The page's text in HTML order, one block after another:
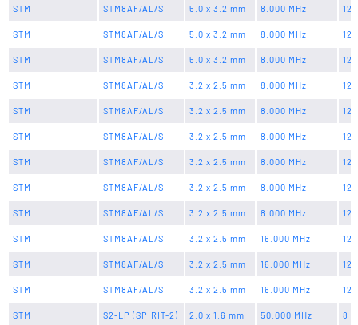
STM STM8AF/AL/S 5.0 x 3.2 mm 8.000 MHz 12
STM STM8AF/AL/S 5.0 x 3.2 mm 8.000 MHz 12
STM STM8AF/AL/S 5.0 x 3.2 mm 8.000 MHz 12
STM STM8AF/AL/S 3.2 x 2.5 mm 8.000 MHz 12
STM STM8AF/AL/S 3.2 x 2.5 mm 8.000 MHz 12
STM STM8AF/AL/S 3.2 x 2.5 mm 8.000 MHz 12
STM STM8AF/AL/S 3.2 x 2.5 mm 8.000 MHz 12
STM STM8AF/AL/S 3.2 x 2.5 mm 8.000 MHz 12
STM STM8AF/AL/S 3.2 x 2.5 mm 8.000 MHz 12
STM STM8AF/AL/S 3.2 x 2.5 mm 16.000 MHz 12
STM STM8AF/AL/S 3.2 x 2.5 mm 16.000 MHz 12
STM STM8AF/AL/S 3.2 x 2.5 mm 16.000 MHz 12
STM S2-LP (SPIRIT-2) 2.0 x 1.6 mm 50.000 MHz 8